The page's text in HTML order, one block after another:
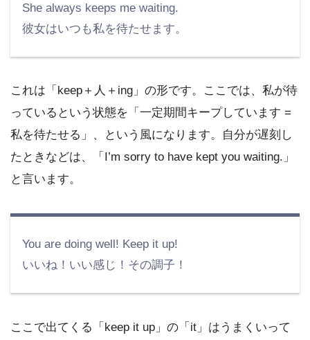
She always keeps me waiting.
彼女はいつも私を待たせます。
これは「keep＋人＋ing」の形です。ここでは、私が待
っているという状態を「一定期間キープしています =
私を待たせる」、という風になります。自分が遅刻し
たときなどは、「I’m sorry to have kept you waiting.」
と言います。
You are doing well! Keep it up!
いいね！いい感じ！その調⼦！
ここで出てくる「keep it up」の「it」はうまくいって